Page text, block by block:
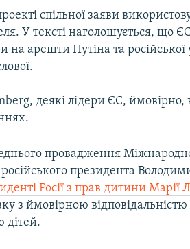
спільної заяви
У тексті наголошується, що
на арешти Путіна та російської
деякі лідери ЄС, ймовірно,
провадження
президента
Росії з прав дитини Марії
з ймовірною
дітей.